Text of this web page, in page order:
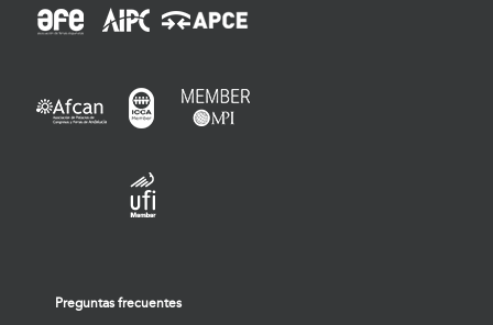
Preguntas frecuentes